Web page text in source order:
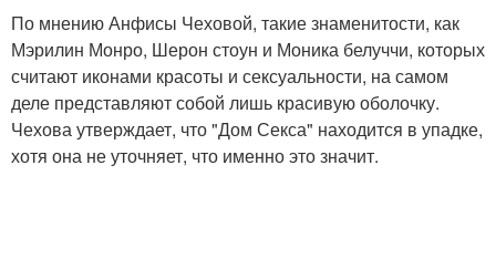
По мнению Анфисы Чеховой, такие знаменитости, как
Мэрилин Монро, Шерон стоун и Моника белуччи, которых
считают иконами красоты и сексуальности, на самом
деле представляют собой лишь красивую оболочку.
Чехова утверждает, что "Дом Секса" находится в упадке,
хотя она не уточняет, что именно это значит.